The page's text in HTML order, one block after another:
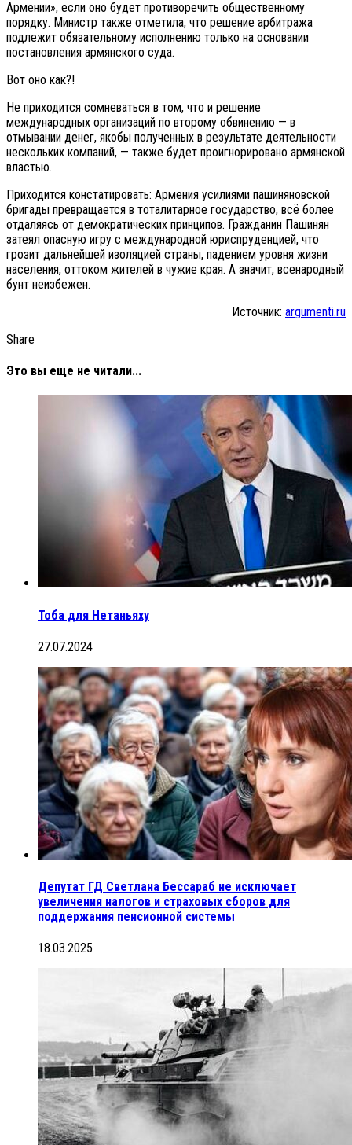
Армении», если оно будет противоречить общественному
порядку. Министр также отметила, что решение арбитража
подлежит обязательному исполнению только на основании
постановления армянского суда.
Вот оно как?!
Не приходится сомневаться в том, что и решение
международных организаций по второму обвинению — в
отмывании денег, якобы полученных в результате деятельности
нескольких компаний, — также будет проигнорировано армянской
властью.
Приходится констатировать: Армения усилиями пашиняновской
бригады превращается в тоталитарное государство, всё более
отдаляясь от демократических принципов. Гражданин Пашинян
затеял опасную игру с международной юриспруденцией, что
грозит дальнейшей изоляцией страны, падением уровня жизни
населения, оттоком жителей в чужие края. А значит, всенародный
бунт неизбежен.
Источник: argumenti.ru
Share
Это вы еще не читали...
Тоба для Нетаньяху
27.07.2024
Депутат ГД Светлана Бессараб не исключает
увеличения налогов и страховых сборов для
поддержания пенсионной системы
18.03.2025